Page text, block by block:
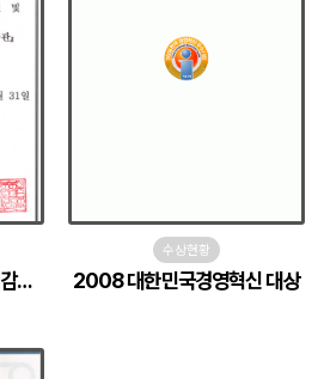
대표이사 김홍석 명예청렴감독관으로 위촉
수상현황
2008 대한민국경영혁신 대상